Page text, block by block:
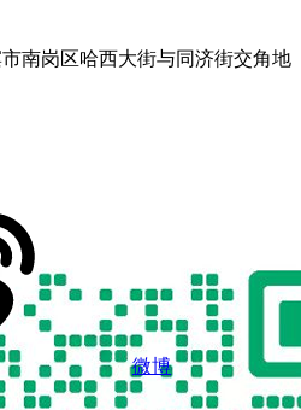
南岗区哈西大街与同济街交角地
微博